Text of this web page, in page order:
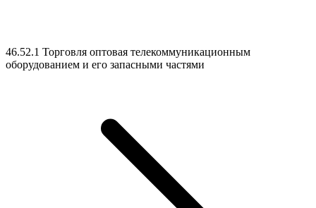
46.52.1 Торговля оптовая телекоммуникационным
оборудованием и его запасными частями